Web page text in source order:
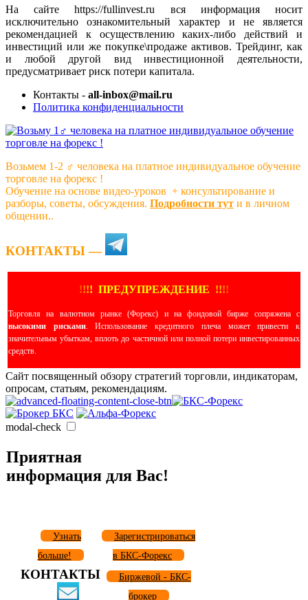
На сайте https://fullinvest.ru вся информация носит
исключительно ознакомительный характер и не является
рекомендацией к осуществлению каких-либо действий и
инвестиций или же покупке\продаже активов. Трейдинг, как
и любой другой вид инвестиционной деятельности,
предусматривает риск потери капитала.
Контакты - all-inbox@mail.ru
Политика конфиденциальности
Возьмем 1-2 ‍♂️ человека на платное индивидуальное обучение
торговле на форекс !
Обучение на основе видео-уроков ️ + консультирование и
разборы, советы, обсуждения. Подробности тут и в личном
общении..
КОНТАКТЫ —
!!!! ПРЕДУПРЕЖДЕНИЕ !!!!
Торговля на валютном рынке (Форекс) и на фондовой бирже сопряжена с
высокими рисками. Использование кредитного плеча может привести к
значительным убыткам, вплоть до частичной или полной потери инвестированных
средств.
Сайт посвященный обзору стратегий торговли, индикаторам,
опросам, статьям, рекомендациям.
modal-check
Приятная
информация для Вас!
Узнать
больше!
Зарегистрироваться
в БКС-Форекс
КОНТАКТЫ
Биржевой - БКС-
брокер